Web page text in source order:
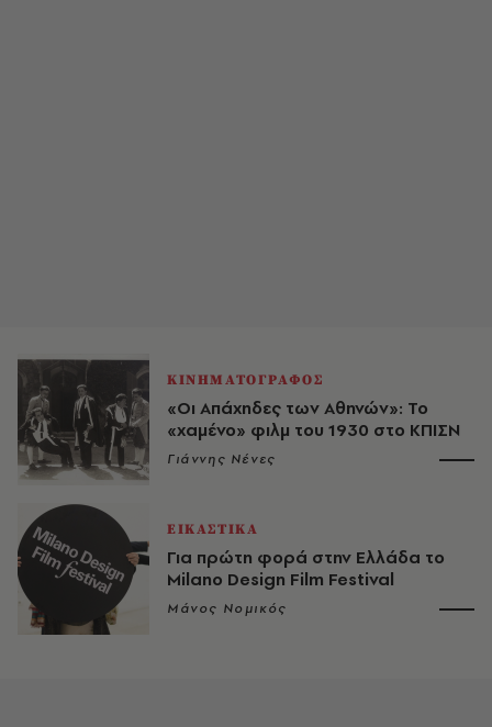
ΚΙΝΗΜΑΤΟΓΡΑΦΟΣ
«Οι Απάχηδες των Αθηνών»: Το
«χαμένο» φιλμ του 1930 στο ΚΠΙΣΝ
Γιάννης Νένες
ΕΙΚΑΣΤΙΚΑ
Για πρώτη φορά στην Ελλάδα το
Milano Design Film Festival
Μάνος Νομικός